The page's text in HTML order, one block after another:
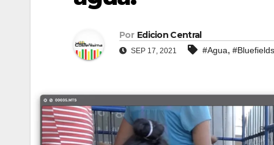
Por Edicion Central
SEP 17, 2021 #Agua, #Bluefields